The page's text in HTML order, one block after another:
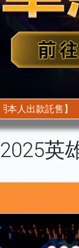
2025英